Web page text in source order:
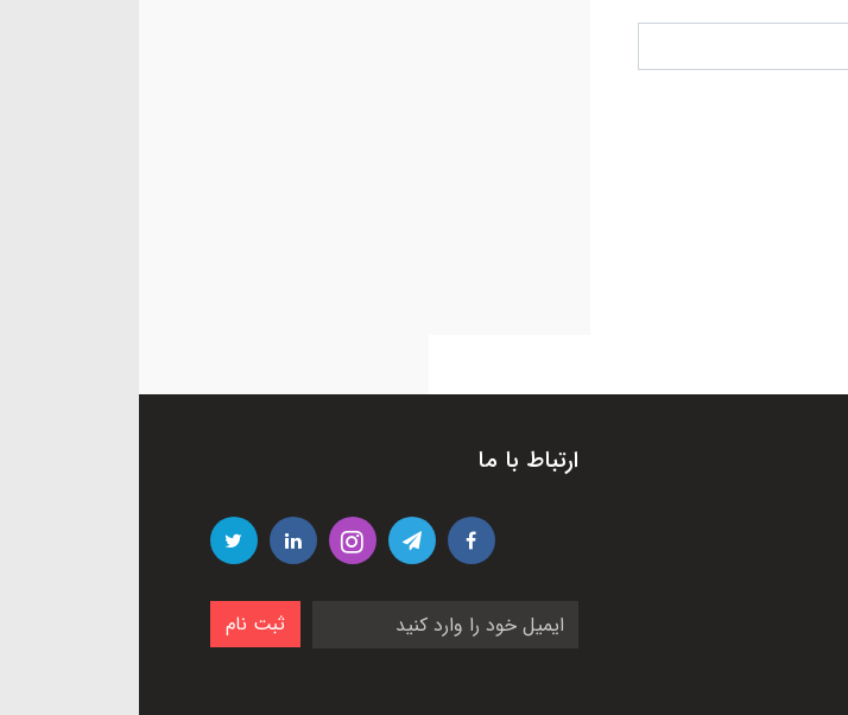
ارتباط با ما
ثبت نام